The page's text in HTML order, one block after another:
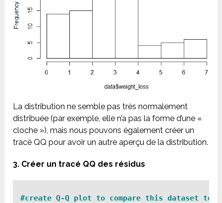
La distribution ne semble pas très normalement
distribuée (par exemple, elle n’a pas la forme d’une «
cloche »), mais nous pouvons également créer un
tracé QQ pour avoir un autre aperçu de la distribution.
3. Créer un tracé QQ des résidus
#create Q-Q plot to compare this dataset